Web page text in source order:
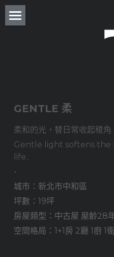
Real Estate
Award
Column
Monthly
GENTLE 柔
柔和的光，替日常收起稜角
Gentle light softens the
life..
-
城市：新北市中和區
坪數：19坪
房屋類型：中古屋 屋齡28
空間格局：1+1房 2廳 1廚 1